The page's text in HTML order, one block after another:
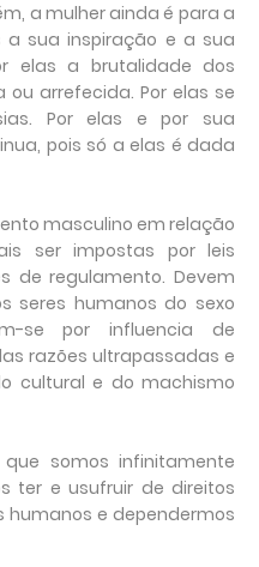
a mulher ainda é para a
sua inspiração e a sua
elas a brutalidade dos
arrefecida. Por elas se
Por elas e por sua
pois só a elas é dada
masculino em relação
ser impostas por leis
de regulamento. Devem
seres humanos do sexo
se por influencia de
razões ultrapassadas e
cultural e do machismo
somos infinitamente
ter e usufruir de direitos
humanos e dependermos